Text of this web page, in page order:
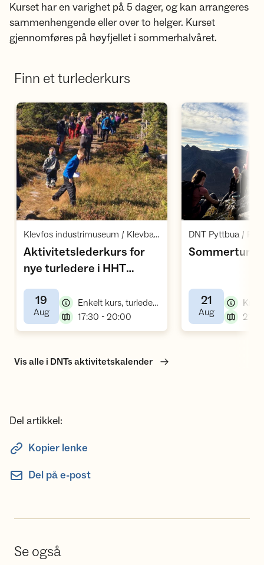
Kurset har en varighet på 5 dager, og kan arrangeres
sammenhengende eller over to helger. Kurset
gjennomføres på høyfjellet i sommerhalvåret.
Finn et turlederkurs
Åpne aktivitet
Klevfos industrimuseum / Klevbakken 45 / Ådalsbruk
,
Aktivitetslederkurs for
nye turledere i HHT
Barnas Turlag
19
Aug,
Enkelt kurs, turlederkurs
17:30 - 20:00
DNT Pyttbua /
21
Aug,
Vis alle i DNTs aktivitetskalender
Del artikkel:
Kopier lenke
Del på e-post
Se også